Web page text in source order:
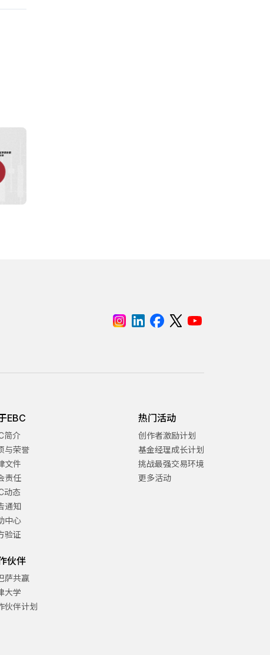
EBC
简介
与荣誉
文件
责任
动态
通知
中心
验证
伙伴
萨共赢
大学
伙伴计划
热门活动
创作者激励计划
基金经理成长计划
挑战最强交易环境
更多活动